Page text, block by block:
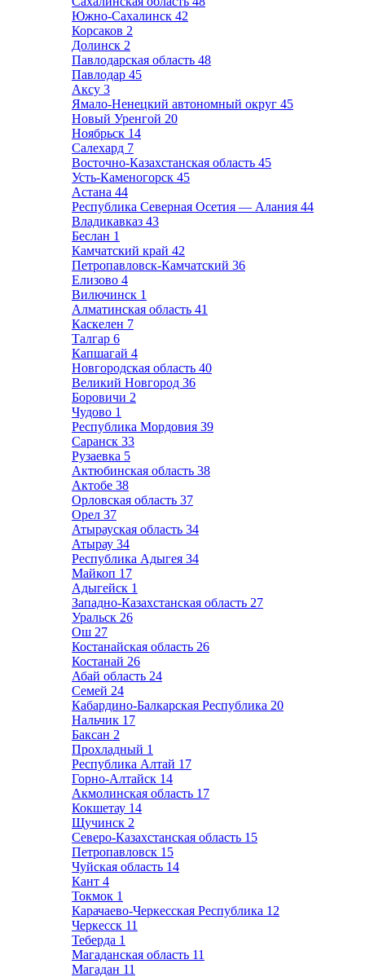
Южно-Сахалинск 42
Корсаков 2
Долинск 2
Павлодарская область 48
Павлодар 45
Аксу 3
Ямало-Ненецкий автономный округ 45
Новый Уренгой 20
Ноябрьск 14
Салехард 7
Восточно-Казахстанская область 45
Усть-Каменогорск 45
Астана 44
Республика Северная Осетия — Алания 44
Владикавказ 43
Беслан 1
Камчатский край 42
Петропавловск-Камчатский 36
Елизово 4
Вилючинск 1
Алматинская область 41
Каскелен 7
Талгар 6
Капшагай 4
Новгородская область 40
Великий Новгород 36
Боровичи 2
Чудово 1
Республика Мордовия 39
Саранск 33
Рузаевка 5
Актюбинская область 38
Актобе 38
Орловская область 37
Орел 37
Атырауская область 34
Атырау 34
Республика Адыгея 34
Майкоп 17
Адыгейск 1
Западно-Казахстанская область 27
Уральск 26
Ош 27
Костанайская область 26
Костанай 26
Абай область 24
Семей 24
Кабардино-Балкарская Республика 20
Нальчик 17
Баксан 2
Прохладный 1
Республика Алтай 17
Горно-Алтайск 14
Акмолинская область 17
Кокшетау 14
Щучинск 2
Северо-Казахстанская область 15
Петропавловск 15
Чуйская область 14
Кант 4
Токмок 1
Карачаево-Черкесская Республика 12
Черкесск 11
Теберда 1
Магаданская область 11
Магадан 11